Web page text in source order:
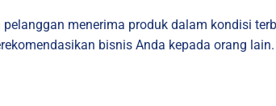
menerima produk dalam kondisi
bisnis Anda kepada orang lain.